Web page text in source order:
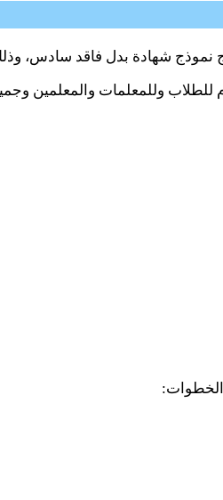
نموذج شهادة بدل فاقد سادس،
وللمعلمات والمعلمين